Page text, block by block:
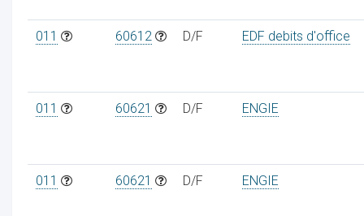
011 60612 D/F EDF debits d'office
011 60621 D/F ENGIE
011 60621 D/F ENGIE